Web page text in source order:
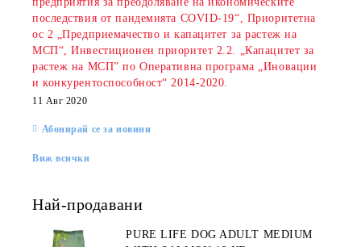
последствия от пандемията COVID-19“, Приоритетна
ос 2 „Предприемачество и капацитет за растеж на
МСП“, Инвестиционен приоритет 2.2. „Капацитет за
растеж на МСП” по Оперативна програма „Иновации
и конкурентоспособност“ 2014-2020.
11 Авг 2020
Абонирай се за новини
Виж всички
Най-продавани
PURE LIFE DOG ADULT MEDIUM